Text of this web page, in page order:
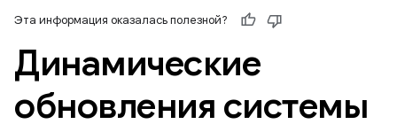
Эта информация оказалась полезной?
Динамические
обновления системы